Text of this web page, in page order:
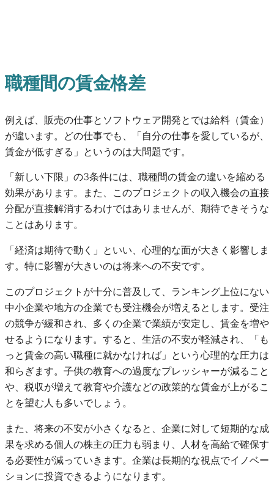
職種間の賃金格差
例えば、販売の仕事とソフトウェア開発とでは給料（賃金）
が違います。どの仕事でも、「自分の仕事を愛しているが、
賃金が低すぎる」というのは大問題です。
「新しい下限」の3条件には、職種間の賃金の違いを縮める
効果があります。また、このプロジェクトの収入機会の直接
分配が直接解消するわけではありませんが、期待できそうな
ことはあります。
「経済は期待で動く」といい、心理的な面が大きく影響しま
す。特に影響が大きいのは将来への不安です。
このプロジェクトが十分に普及して、ランキング上位にない
中小企業や地方の企業でも受注機会が増えるとします。受注
の競争が緩和され、多くの企業で業績が安定し、賃金を増や
せるようになります。すると、生活の不安が軽減され、「も
っと賃金の高い職種に就かなければ」という心理的な圧力は
和らぎます。子供の教育への過度なプレッシャーが減ること
や、税収が増えて教育や介護などの政策的な賃金が上がるこ
とを望む人も多いでしょう。
また、将来の不安が小さくなると、企業に対して短期的な成
果を求める個人の株主の圧力も弱まり、人材を高給で確保す
る必要性が減っていきます。企業は長期的な視点でイノベー
ションに投資できるようになります。